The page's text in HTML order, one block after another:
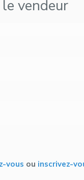
vendeur
vous ou inscrivez-